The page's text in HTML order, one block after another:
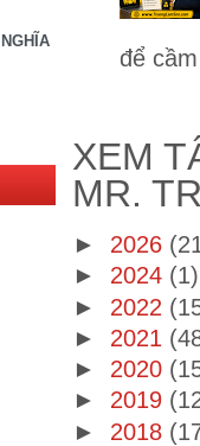
để
XEM
MR.
► 2026
► 2024 (1)
► 2022
► 2021
► 2020
► 2019
► 2018